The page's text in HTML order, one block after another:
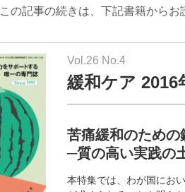
この記事の続きは、下記書籍からお
Vol.26 No.4
緩和ケア 2016
苦痛緩和のため
─質の高い実践の
本特集では、わが国にお